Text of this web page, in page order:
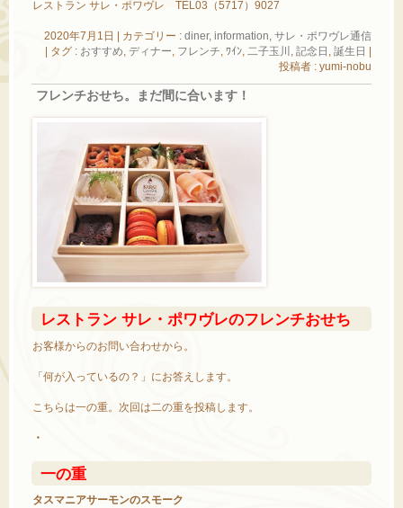
レストラン サレ・ポワヴレ TEL03（5717）9027
2020年7月1日 | カテゴリー : diner, information, サレ・ポワヴレ通信
| タグ : おすすめ, ディナー, フレンチ, ﾜｲﾝ, 二子玉川 , 記念日 , 誕生日 |
投稿者 : yumi-nobu
フレンチおせち。まだ間に合います！
レストラン サレ・ポワヴレのフレンチおせち
お客様からのお問い合わせから。
「何が入っているの？」にお答えします。
こちらは一の重。次回は二の重を投稿します。
・
一の重
タスマニアサーモンのスモーク